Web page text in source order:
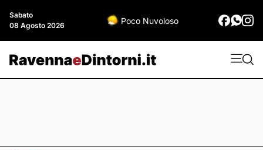
Sabato
08 Agosto 2026
Poco Nuvoloso